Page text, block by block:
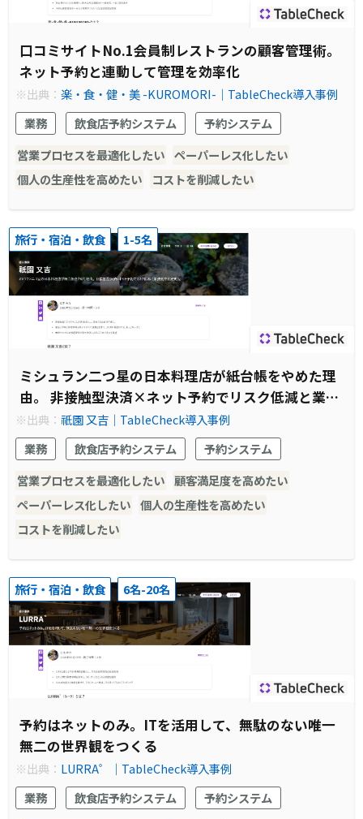
口コミサイトNo.1会員制レストランの顧客管理術。
ネット予約と連動して管理を効率化
※出典：楽・食・健・美 -KUROMORI-｜TableCheck導入事例
業務
飲食店予約システム
予約システム
営業プロセスを最適化したい ペーパーレス化したい
個人の生産性を高めたい
コストを削減したい
旅行・宿泊・飲食 1-5名
ミシュラン二つ星の日本料理店が紙台帳をやめた理
由。 非接触型決済×ネット予約でリスク低減と業務
効率化を実現
※出典：祇園 又吉｜TableCheck導入事例
業務
飲食店予約システム
予約システム
営業プロセスを最適化したい 顧客満足度を高めたい
ペーパーレス化したい 個人の生産性を高めたい
コストを削減したい
旅行・宿泊・飲食 6名-20名
予約はネットのみ。ITを活用して、無駄のない唯一
無二の世界観をつくる
※出典： LURRA゜｜TableCheck導入事例
業務
飲食店予約システム
予約システム